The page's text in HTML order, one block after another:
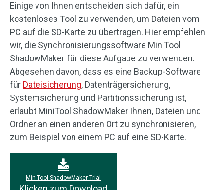
Einige von Ihnen entscheiden sich dafür, ein
kostenloses Tool zu verwenden, um Dateien vom
PC auf die SD-Karte zu übertragen. Hier empfehlen
wir, die Synchronisierungssoftware MiniTool
ShadowMaker für diese Aufgabe zu verwenden.
Abgesehen davon, dass es eine Backup-Software
für Dateisicherung, Datenträgersicherung,
Systemsicherung und Partitionssicherung ist,
erlaubt MiniTool ShadowMaker Ihnen, Dateien und
Ordner an einen anderen Ort zu synchronisieren,
zum Beispiel von einem PC auf eine SD-Karte.
MiniTool ShadowMaker Trial